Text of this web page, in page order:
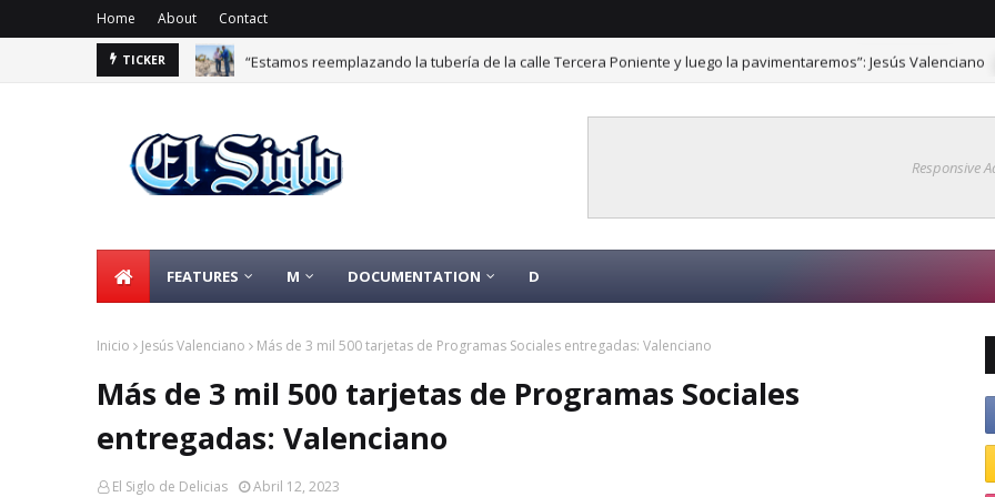
Home About Contact
TICKER “Estamos reemplazando la tubería de la calle Tercera Poniente y luego la pavimentaremos”: Jesús Valenciano
Responsive
FEATURES M DOCUMENTATION D
Inicio Jesús Valenciano Más de 3 mil 500 tarjetas de Programas Sociales entregadas: Valenciano
Más de 3 mil 500 tarjetas de Programas Sociales
entregadas: Valenciano
El Siglo de Delicias Abril 12, 2023